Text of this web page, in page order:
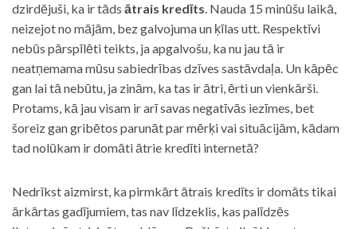
dzirdējuši, ka ir tāds ātrais kredīts. Nauda 15 minūšu laikā,
neizejot no mājām, bez galvojuma un ķīlas utt. Respektīvi
nebūs pārspīlēti teikts, ja apgalvošu, ka nu jau tā ir
neatņemama mūsu sabiedrības dzīves sastāvdaļa. Un kāpēc
gan lai tā nebūtu, ja zinām, ka tas ir ātri, ērti un vienkārši.
Protams, kā jau visam ir arī savas negatīvās iezīmes, bet
šoreiz gan gribētos parunāt par mērķi vai situācijām, kādam
tad nolūkam ir domāti ātrie kredīti internetā?
Nedrīkst aizmirst, ka pirmkārt ātrais kredīts ir domāts tikai
ārkārtas gadījumiem, tas nav līdzeklis, kas palīdzēs